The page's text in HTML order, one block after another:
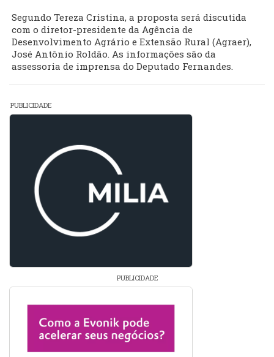
Segundo Tereza Cristina, a proposta será discutida
com o diretor-presidente da Agência de
Desenvolvimento Agrário e Extensão Rural (Agraer),
José Antônio Roldão. As informações são da
assessoria de imprensa do Deputado Fernandes.
PUBLICIDADE
PUBLICIDADE